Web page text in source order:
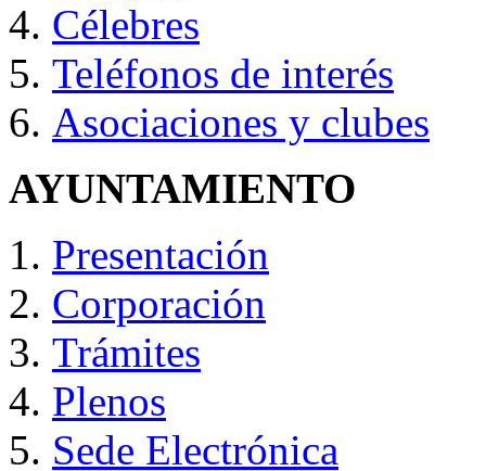
Célebres
Teléfonos de interés
Asociaciones y clubes
AYUNTAMIENTO
Presentación
Corporación
Trámites
Plenos
Sede Electrónica